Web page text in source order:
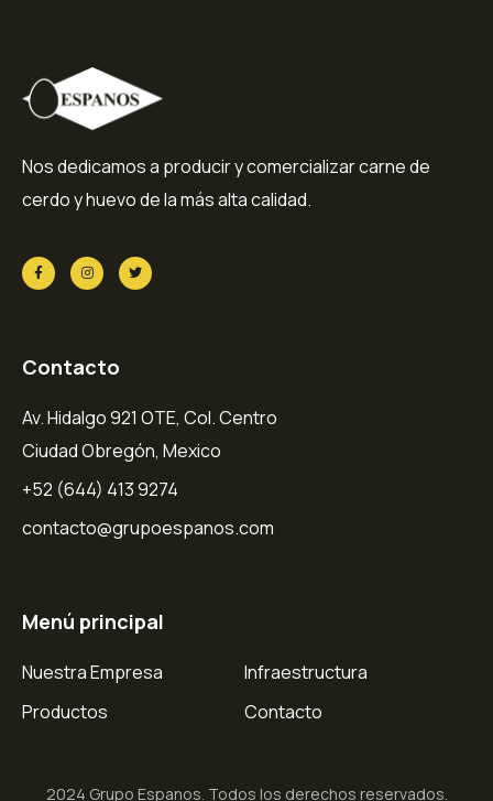
Nos dedicamos a producir y comercializar carne de
cerdo y huevo de la más alta calidad.
Contacto
Av. Hidalgo 921 OTE, Col. Centro
Ciudad Obregón, Mexico
+52 (644) 413 9274
contacto@grupoespanos.com
Menú principal
Nuestra Empresa
Productos
Infraestructura
Contacto
2024 Grupo Espanos. Todos los derechos reservados.